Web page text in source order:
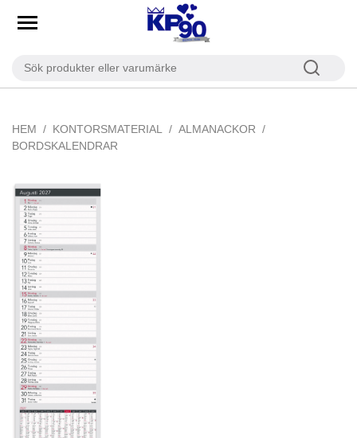
HEM KONTORSMATERIAL
ALMANACKOR
BORDSKALENDRAR